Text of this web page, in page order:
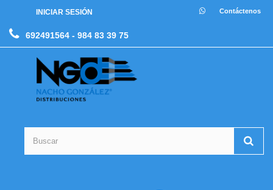
INICIAR SESIÓN Contáctenos
692491564 - 984 83 39 75